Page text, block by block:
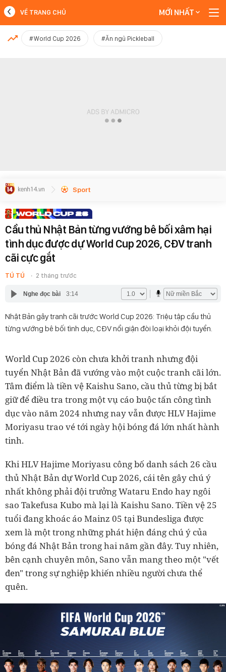
MỚI NHẤT
VỀ TRANG CHỦ MỚI NHẤT
#World Cup 2026 #Ăn ngủ Pickleball
Sport
Cầu thủ Nhật Bản từng vướng bê bối xâm hại
tình dục được dự World Cup 2026, CĐV tranh
cãi cực gắt
TÚ TÚ 2 tháng trước
Nghe đọc bài 3:14
Nhật Bản gây tranh cãi trước World Cup 2026: Triệu tập cầu thủ
từng vướng bê bối tình dục, CĐV nổi giận đòi loại khỏi đội tuyển.
World Cup 2026 còn chưa khởi tranh nhưng đội
tuyển Nhật Bản đã vướng vào một cuộc tranh cãi lớn.
Tâm điểm là tiền vệ Kaishu Sano, cầu thủ từng bị bắt
giữ để điều tra trong một vụ cáo buộc tấn công tình
dục vào năm 2024 nhưng nay vẫn được HLV Hajime
Moriyasu trao vé tới ngày hội bóng đá lớn nhất hành
tinh.
Khi HLV Hajime Moriyasu công bố danh sách 26 cầu
thủ Nhật Bản dự World Cup 2026, cái tên gây chú ý
nhất không phải đội trưởng Wataru Endo hay ngôi
sao Takefusa Kubo mà lại là Kaishu Sano. Tiền vệ 25
tuổi đang khoác áo Mainz 05 tại Bundesliga được
xem là một trong những phát hiện đáng chú ý của
bóng đá Nhật Bản trong hai năm gần đây. Tuy nhiên,
bên cạnh chuyên môn, Sano vẫn mang theo một "vết
đen" trong sự nghiệp khiến nhiều người chưa thể
quên.